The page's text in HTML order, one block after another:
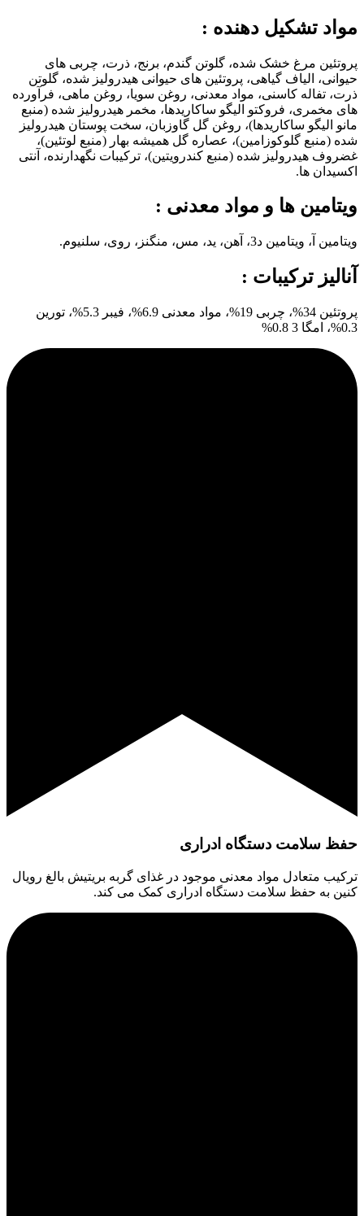
مواد تشکیل دهنده :
پروتئین مرغ خشک شده، گلوتن گندم، برنج، ذرت، چربی های
حیوانی، الیاف گیاهی، پروتئین های حیوانی هیدرولیز شده، گلوتن
ذرت، تفاله کاسنی، مواد معدنی، روغن سویا، روغن ماهی، فرآورده
های مخمری، فروکتو الیگو ساکاریدها، مخمر هیدرولیز شده (منبع
مانو الیگو ساکاریدها)، روغن گل گاوزبان، سخت پوستان هیدرولیز
شده (منبع گلوکوزامین)، عصاره گل همیشه بهار (منبع لوتئین)،
غضروف هیدرولیز شده (منبع کندرویتین)، ترکیبات نگهدارنده، آنتی
اکسیدان ها.
ویتامین ها و مواد معدنی :
ویتامین آ، ویتامین د3، آهن، ید، مس، منگنز، روی، سلنیوم.
آنالیز ترکیبات :
پروتئین 34%، چربی 19%، مواد معدنی 6.9%، فیبر 5.3%، تورین
0.3%، امگا 3 0.8%
حفظ سلامت دستگاه ادراری
ترکیب متعادل مواد معدنی موجود در غذای گربه بریتیش بالغ رویال
کنین به حفظ سلامت دستگاه ادراری کمک می کند.